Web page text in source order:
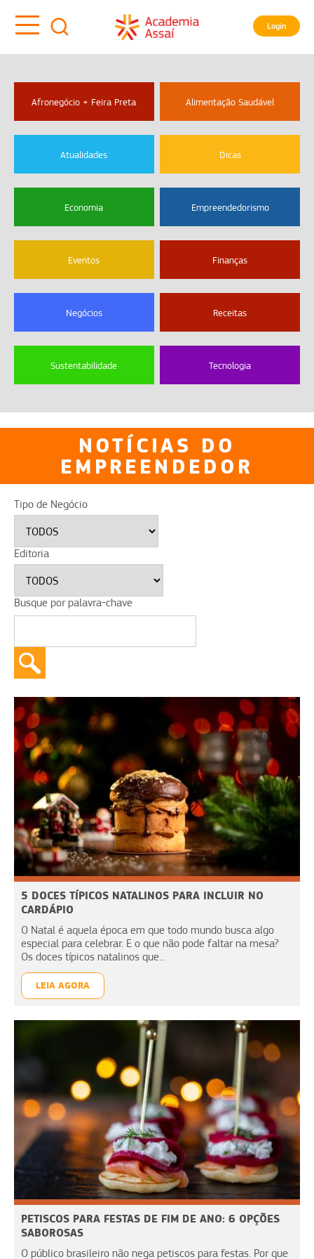
Login
Afronegócio + Feira Preta Alimentação Saudável
Atualidades Dicas
Economia Empreendedorismo
Eventos Finanças
Negócios Receitas
Sustentabilidade Tecnologia
NOTÍCIAS DO
EMPREENDEDOR
Tipo de Negócio
Editoria
Busque por palavra-chave
5 DOCES TÍPICOS NATALINOS PARA INCLUIR NO
CARDÁPIO
O Natal é aquela época em que todo mundo busca algo
especial para celebrar. E o que não pode faltar na mesa?
Os doces típicos natalinos que...
LEIA AGORA
PETISCOS PARA FESTAS DE FIM DE ANO: 6 OPÇÕES
SABOROSAS
O público brasileiro não nega petiscos para festas. Por que